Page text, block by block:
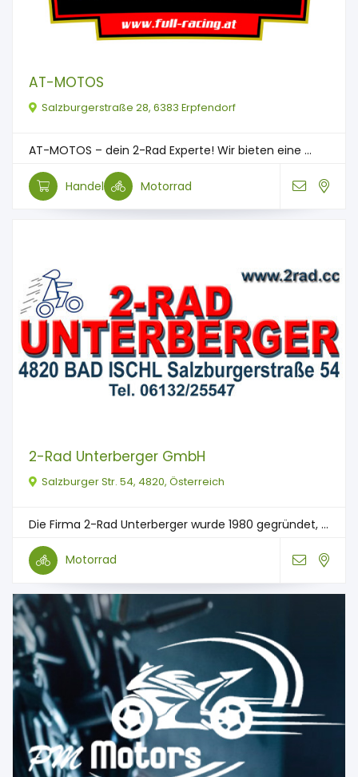
AT-MOTOS
Salzburgerstraße 28, 6383 Erpfendorf
AT-MOTOS – dein 2-Rad Experte! Wir bieten eine ...
Handel Motorrad
2-Rad Unterberger GmbH
Salzburger Str. 54, 4820, Österreich
Die Firma 2-Rad Unterberger wurde 1980 gegründet, ...
Motorrad